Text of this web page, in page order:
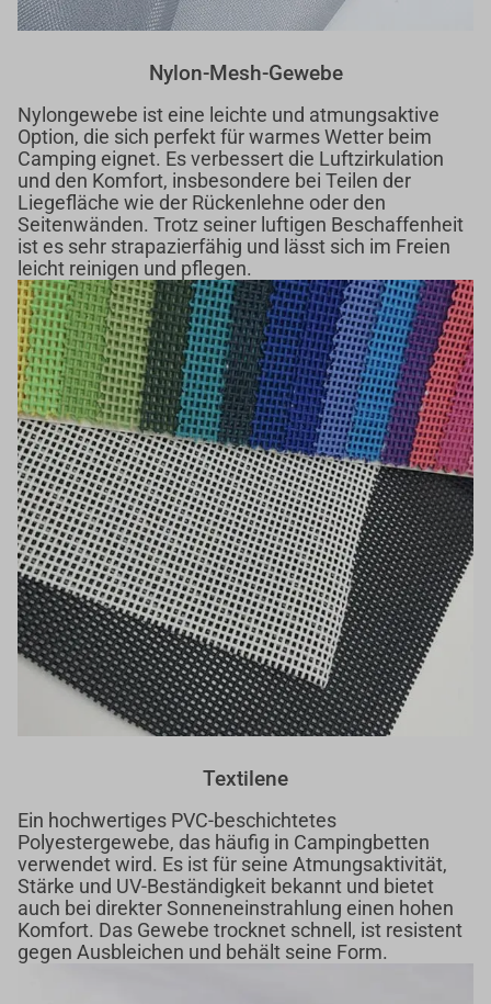
Nylon-Mesh-Gewebe
Nylongewebe ist eine leichte und atmungsaktive
Option, die sich perfekt für warmes Wetter beim
Camping eignet. Es verbessert die Luftzirkulation
und den Komfort, insbesondere bei Teilen der
Liegefläche wie der Rückenlehne oder den
Seitenwänden. Trotz seiner luftigen Beschaffenheit
ist es sehr strapazierfähig und lässt sich im Freien
leicht reinigen und pflegen.
Textilene
Ein hochwertiges PVC-beschichtetes
Polyestergewebe, das häufig in Campingbetten
verwendet wird. Es ist für seine Atmungsaktivität,
Stärke und UV-Beständigkeit bekannt und bietet
auch bei direkter Sonneneinstrahlung einen hohen
Komfort. Das Gewebe trocknet schnell, ist resistent
gegen Ausbleichen und behält seine Form.